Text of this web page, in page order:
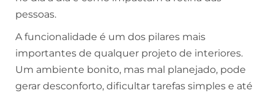
pessoas.
A funcionalidade é um dos pilares mais
importantes de qualquer projeto de interiores.
Um ambiente bonito, mas mal planejado, pode
gerar desconforto, dificultar tarefas simples e até